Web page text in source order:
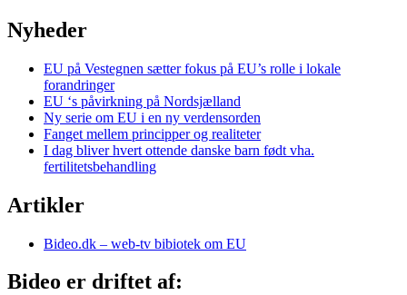
Nyheder
EU på Vestegnen sætter fokus på EU’s rolle i lokale
forandringer
EU ‘s påvirkning på Nordsjælland
Ny serie om EU i en ny verdensorden
Fanget mellem principper og realiteter
I dag bliver hvert ottende danske barn født vha.
fertilitetsbehandling
Artikler
Bideo.dk – web-tv bibiotek om EU
Bideo er driftet af: